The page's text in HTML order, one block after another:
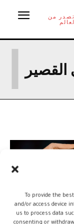
To provide the
and/or access device
us to process data
consenting or
تصدر من
القصير